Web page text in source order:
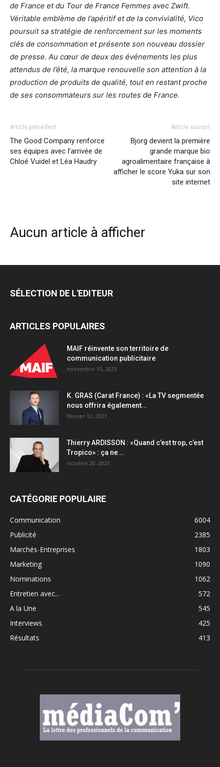
de France et du Tour de France Femmes avec Zwift.
Véritable emblème de l’apéritif et de la convivialité, Vico
poursuit sa stratégie de renforcement sur les moments
clés de consommation et présente son nouveau dossier
de presse. Au cœur de deux des événements les plus
attendus de l’été, la marque renouvelle son attention à la
production de produits de qualité, tout en restant proche
de ses consommateurs sur les routes de France.
Article précédent
The Good Company renforce
ses équipes avec l’arrivée de
Chloé Vuidel et Léa Haudry
Article suivant
Bjorg devient la première
grande marque bio
agroalimentaire française à
afficher le score Yuka sur son
site internet
Aucun article à afficher
SÉLECTION DE L'EDITEUR
ARTICLES POPULAIRES
MAIF réinvente son territoire de
communication publicitaire
novembre 15, 2023
K. GRAS (Carat France) : «La TV segmentée
nous offrira également...
février 12, 2021
Thierry ARDISSON : «Quand c’est trop, c’est
Tropico» : ça ne...
octobre 20, 2023
CATÉGORIE POPULAIRE
Communication
6004
Publicité
2385
Marchés-Entreprises
1803
Marketing
1090
Nominations
1062
Entretien avec...
572
A la Une
545
Interviews
425
Résultats
413